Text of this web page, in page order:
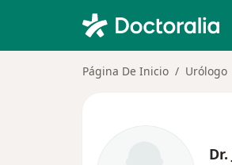
Página De Inicio Urólogo
Dr.